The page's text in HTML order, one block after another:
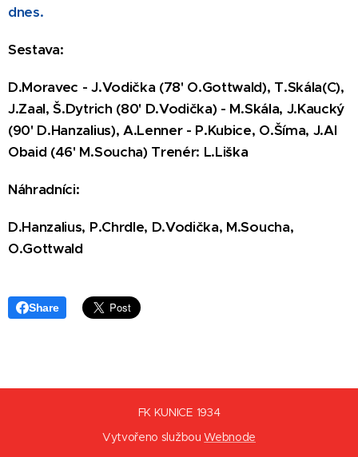
dnes.
Sestava:
D.Moravec - J.Vodička (78' O.Gottwald), T.Skála(C),
J.Zaal, Š.Dytrich (80' D.Vodička) - M.Skála, J.Kaucký
(90' D.Hanzalius), A.Lenner - P.Kubice, O.Šíma, J.Al
Obaid (46' M.Soucha) Trenér: L.Liška
Náhradníci:
D.Hanzalius, P.Chrdle, D.Vodička, M.Soucha,
O.Gottwald
Share
FK KUNICE 1934
Vytvořeno službouWebnode